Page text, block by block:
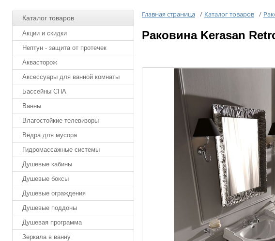
Каталог товаров
Акции и скидки
Нептун - защита от протечек
Аквасторож
Аксессуары для ванной комнаты
Бассейны СПА
Ванны
Влагостойкие телевизоры
Вёдра для мусора
Гидромассажные системы
Душевые кабины
Душевые боксы
Душевые ограждения
Душевые поддоны
Душевая программа
Зеркала в ванну
Главная страница / Каталог товаров /
Раковина Kerasan